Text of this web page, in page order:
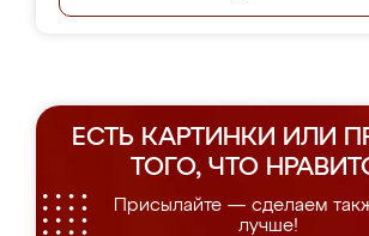
ЕСТЬ КАРТИНКИ ИЛИ
ТОГО, ЧТО
Присылайте — сделаем
лучше!